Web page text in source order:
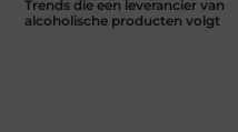
Trends die een leverancier van
alcoholische producten volgt